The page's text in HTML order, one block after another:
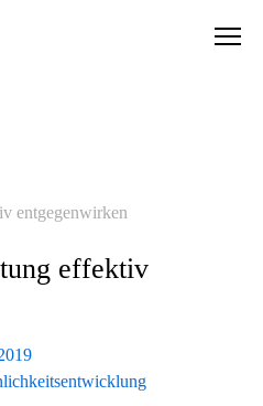
C
entgegenwirken
effektiv